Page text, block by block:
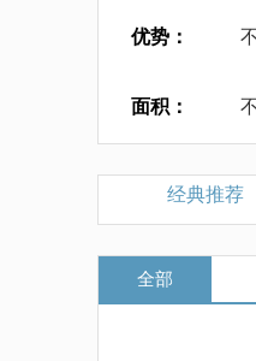
优势：
面积：
经典推荐
全部